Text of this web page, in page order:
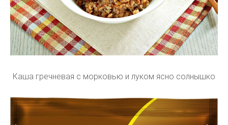
Каша гречневая с морковью и луком ясно солнышко